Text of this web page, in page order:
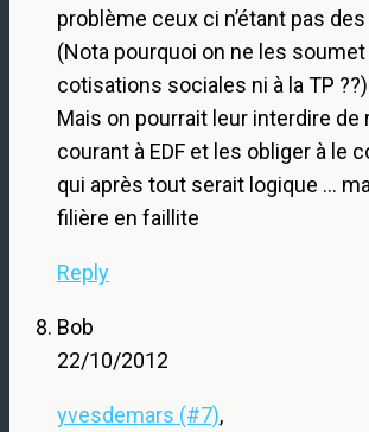
problème ceux ci n’étant pas
(Nota pourquoi on ne les soumet
cotisations sociales ni à la TP ??)
Mais on pourrait leur interdire de
courant à EDF et les obliger à le
qui après tout serait logique …
filière en faillite
Reply
Bob
22/10/2012
yvesdemars (#7),